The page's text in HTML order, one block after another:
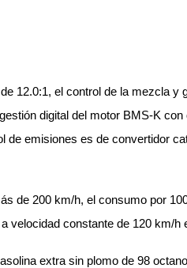
12.0:1, el control de la mezcla
digital del motor BMS-K
de emisiones es de convertidor
de 200 km/h, el consumo por
velocidad constante de 120 km/h
extra sin plomo de 98